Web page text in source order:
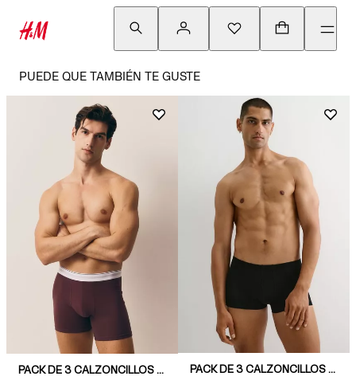
PUEDE QUE TAMBIÉN TE GUSTE
PACK DE 3 CALZONCILLOS TRUNK CON LYCRA® PACK DE 3 CALZONCILLOS TRUNK CORTOS DE ALGODÓN